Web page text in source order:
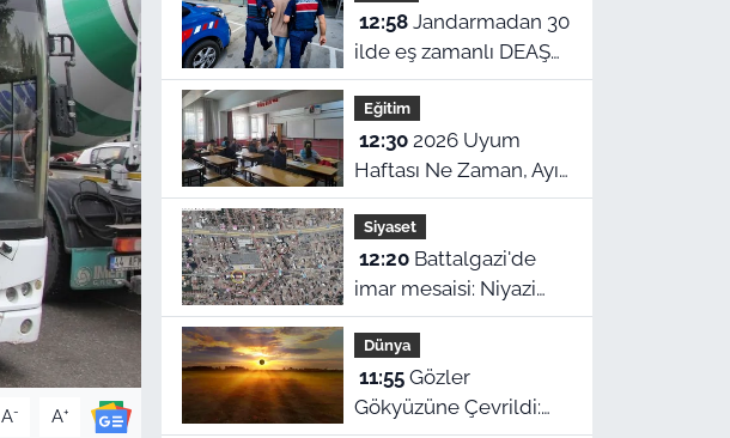
A- A+
12:58Jandarmadan 30
ilde eş zamanlı DEAŞ
operasyonu: 104
şüpheli yakalandı!
Eğitim
12:302026 Uyum
Haftası Ne Zaman, Ayın
Kaçında Başlıyor? MEB
1. Sınıf ve Anaokulu
Uyum Eğitimi Tarihleri
Siyaset
12:20Battalgazi'de
imar mesaisi: Niyazi
Mahallesi'ndeki bir
parsele ret, diğerine
onay
Dünya
11:55Gözler
Gökyüzüne Çevrildi: